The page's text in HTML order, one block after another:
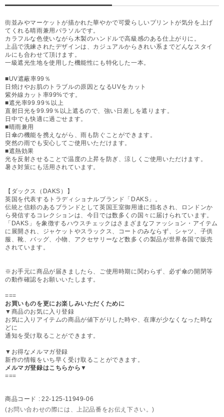
街並みやマーケットが描かれた華やかで可愛らしいプリントが気分を上げ
てくれる晴雨兼用パラソルです。
カラフルな色使いながら木製のハンドルで高級感のある仕上がりに。
上品で洗練されたデザインは、カジュアルからきれい系までどんなスタイ
ルにも合わせて頂けます。
一級遮光生地を使用した機能性にも特化した一本。
■UV遮蔽率99％
日焼けやお肌のトラブルの原因となるUVをカット
紫外線カット率99%です。
■遮光率99.99％以上
直射日光を99.99％以上遮るので、強い日差しを遮ります。
日中でも快適に過ごせます。
■晴雨兼用
日傘の機能を携えながら、雨も防ぐことができます。
突然の雨でも安心してご使用いただけます。
■遮熱効果
光を反射させることで温度の上昇を防ぎ、涼しくご使用いただけます。
暑さ対策にも活用されています。
【ダックス（DAKS）】
英国を代表するトラディショナルブランド「DAKS」。
伝統と信頼のあるブランドとして英国王室御用達に指名され、ロンドンか
ら発信するコレクションは、今日では数多くの国々に届けられています。
「DAKS」を象徴するハウスチェックはさまざまなファッション・アイテム
に展開され、ジャケットやスラックス、コートのみならず、シャツ、子供
服、靴、バッグ、小物、アクセサリーなど数多くの製品が世界各国で販売
されています。
※お手元に商品が届きましたら、ご使用時期に関わらず、必ず傘の開閉等
の動作確認をお願いいたします。
===
お買いものを更にお楽しみいただくために
▼商品のお気に入り登録
お気に入りアイテムの商品が値下がりした時や、在庫が少なくなった時な
どに
通知を受け取ることができます。
▼お得なメルマガ登録
新作の情報をいち早く受け取ることができます。
メルマガ登録はこちらから▼
===
商品コード : 22-125-11949-06
(お問い合わせの際には、上記品番をお伝え下さい。)